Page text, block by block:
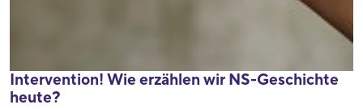
Intervention! Wie erzählen wir NS-Geschichte
heute?